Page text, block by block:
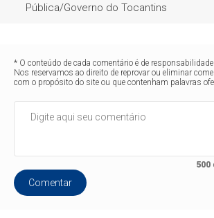
Pública/Governo do Tocantins
* O conteúdo de cada comentário é de responsabilidade
Nos reservamos ao direito de reprovar ou eliminar
com o propósito do site ou que contenham palavras
500
Comentar